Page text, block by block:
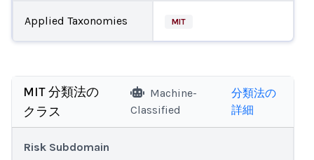
Applied Taxonomies MIT
MIT 分類法の
クラス
Machine-
Classified
分類法の
詳細
Risk Subdomain